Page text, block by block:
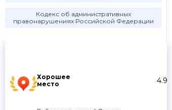
Хорошее
место
4.9
Кодекс об административных
правонарушениях Российской Федерации